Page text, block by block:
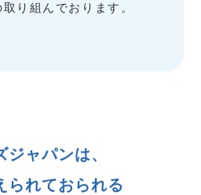
り組んでおります。
ジャパンは、
られておられる